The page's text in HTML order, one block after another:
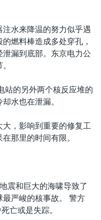
水来降温的努力似乎遇
燃料棒造成多处穿孔，
漏到底部。东京电力公
站的另外两个核反应堆的
水也在泄漏。
，影响到重要的修复工
那里的时间有限。
震和巨大的海啸导致了
严峻的核事故。 警方
亡或是失踪。